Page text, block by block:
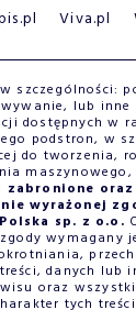
Viva.pl
szczególności:
lub inne
dostępnych w
podstron, w
do tworzenia,
oraz
wyrażonej
sp. z o.o.
wymagany
danych lub
oraz
tych